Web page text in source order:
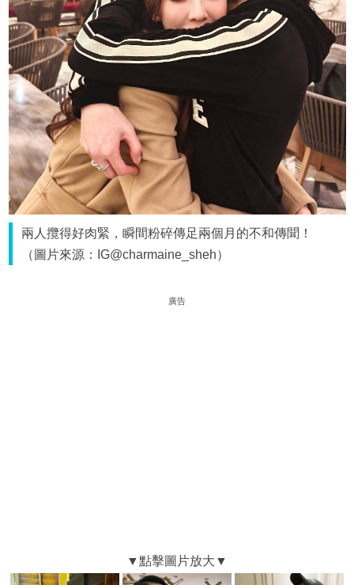
兩人攬得好肉緊，瞬間粉碎傳足兩個月的不和傳聞！
（圖片來源：IG@charmaine_sheh）
廣告